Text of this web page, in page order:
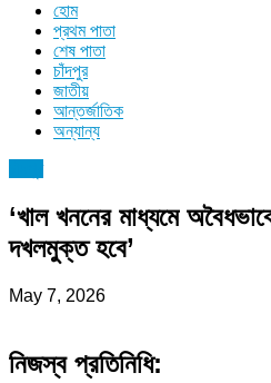
হোম
প্রথম পাতা
শেষ পাতা
চাঁদপুর
জাতীয়
আন্তর্জাতিক
অন্যান্য
‘খাল খননের মাধ্যমে
দখলমুক্ত হবে’
May 7, 2026
নিজস্ব প্রতিনিধি: